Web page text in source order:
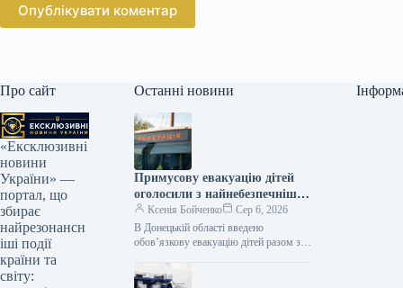
Опублікувати коментар
Про сайт
«Ексклюзивні
новини
України» —
портал, що
збирає
найрезонансн
іші події
країни та
світу:
Останні новини
Примусову евакуацію дітей
оголосили з найнебезпечніших
районів Краматорська та двох
сусідніх селищ.
Ксенія Бойченко
Сер 6, 2026
В Донецькій області введено
обов’язкову евакуацію дітей разом з
Красноторка й Біленьке, а також з
найбільш…